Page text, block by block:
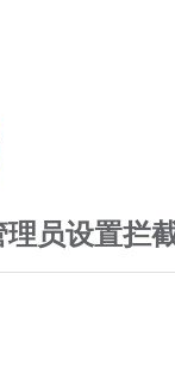
员设置拦